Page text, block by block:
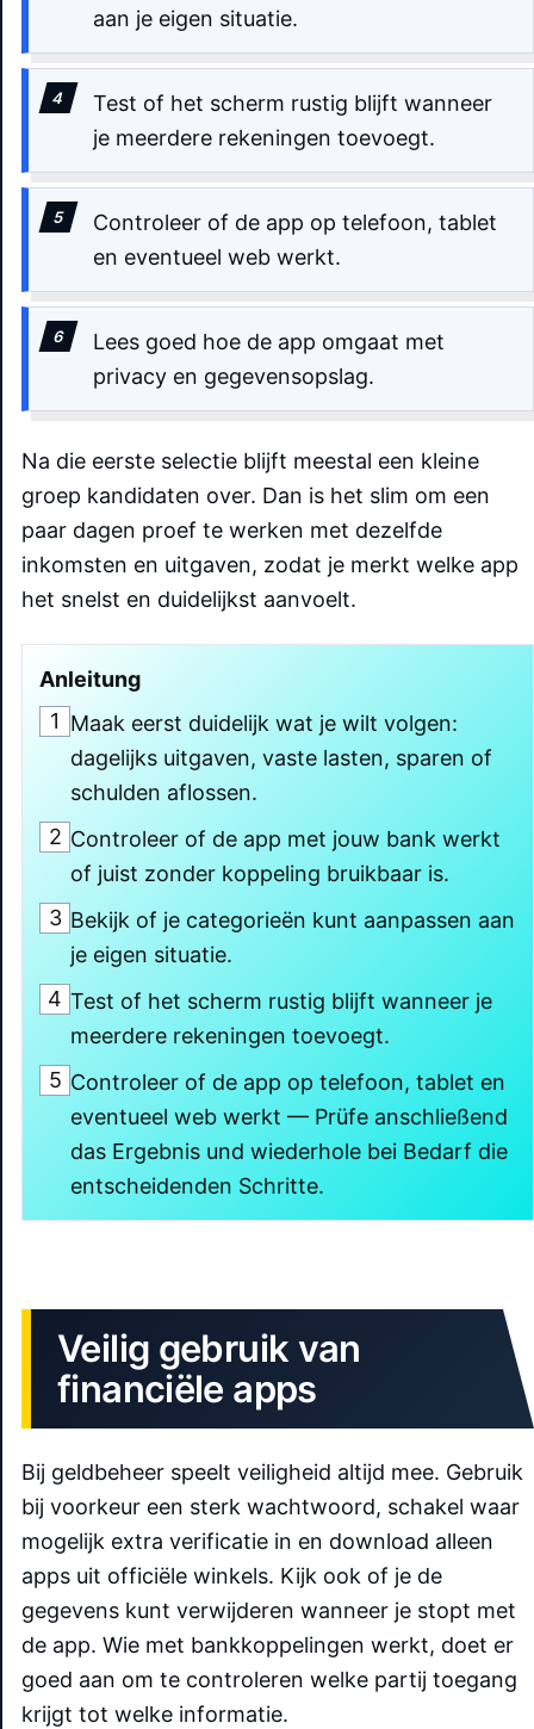
aan je eigen situatie.
Test of het scherm rustig blijft wanneer
je meerdere rekeningen toevoegt.
Controleer of de app op telefoon, tablet
en eventueel web werkt.
Lees goed hoe de app omgaat met
privacy en gegevensopslag.
Na die eerste selectie blijft meestal een kleine
groep kandidaten over. Dan is het slim om een
paar dagen proef te werken met dezelfde
inkomsten en uitgaven, zodat je merkt welke app
het snelst en duidelijkst aanvoelt.
Anleitung
1 Maak eerst duidelijk wat je wilt volgen:
dagelijks uitgaven, vaste lasten, sparen of
schulden aflossen.
2 Controleer of de app met jouw bank werkt
of juist zonder koppeling bruikbaar is.
3 Bekijk of je categorieën kunt aanpassen aan
je eigen situatie.
4 Test of het scherm rustig blijft wanneer je
meerdere rekeningen toevoegt.
5 Controleer of de app op telefoon, tablet en
eventueel web werkt — Prüfe anschließend
das Ergebnis und wiederhole bei Bedarf die
entscheidenden Schritte.
Veilig gebruik van
financiële apps
Bij geldbeheer speelt veiligheid altijd mee. Gebruik
bij voorkeur een sterk wachtwoord, schakel waar
mogelijk extra verificatie in en download alleen
apps uit officiële winkels. Kijk ook of je de
gegevens kunt verwijderen wanneer je stopt met
de app. Wie met bankkoppelingen werkt, doet er
goed aan om te controleren welke partij toegang
krijgt tot welke informatie.